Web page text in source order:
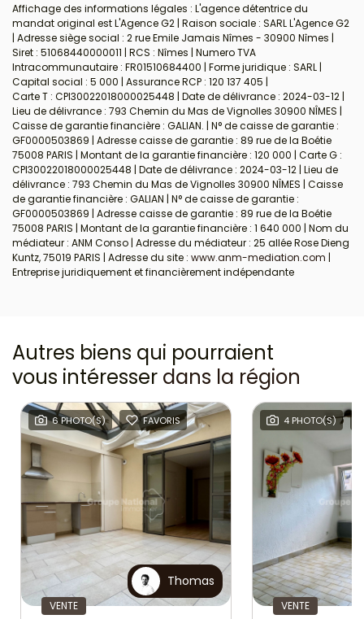
Affichage des informations légales : L'agence détentrice du
mandat original est L'Agence G2 | Raison sociale : SARL L'Agence G2
| Adresse siège social : 2 rue Emile Jamais Nîmes - 30900 Nîmes |
Siret : 51068440000011 | RCS : Nîmes | Numero TVA
Intracommunautaire : FR01510684400 | Forme juridique : SARL |
Capital social : 5 000 | Assurance RCP : 120 137 405 |
Carte T : CPI30022018000025448 | Date de délivrance : 2024-03-12 |
Lieu de délivrance : 793 Chemin du Mas de Vignolles 30900 NÎMES |
Caisse de garantie financière : GALIAN. | N° de caisse de garantie :
GF0000503869 | Adresse caisse de garantie : 89 rue de la Boétie
75008 PARIS | Montant de la garantie financière : 120 000 | Carte G :
CPI30022018000025448 | Date de délivrance : 2024-03-12 | Lieu de
délivrance : 793 Chemin du Mas de Vignolles 30900 NÎMES | Caisse
de garantie financière : GALIAN | N° de caisse de garantie :
GF0000503869 | Adresse caisse de garantie : 89 rue de la Boétie
75008 PARIS | Montant de la garantie financière : 1 640 000 | Nom du
médiateur : ANM Conso | Adresse du médiateur : 25 allée Rose Dieng
Kuntz, 75019 PARIS | Adresse du site : www.anm-mediation.com |
Entreprise juridiquement et financièrement indépendante
Autres biens qui pourraient
vous intéresser dans la région
6 PHOTO(S) FAVORIS
Thomas
VENTE
4 PHOTO(S)
VENTE